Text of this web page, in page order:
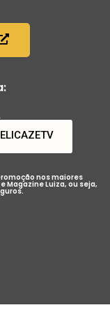
nos maiores
Magazine Luiza, ou seja,